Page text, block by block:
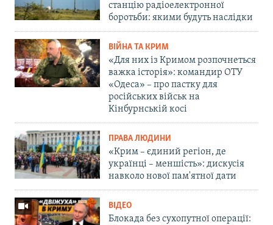
станцію радіоелектронної
боротьби: якими будуть наслідки
ВІЙНА ТА КРИМ
«Для них із Кримом розпочнеться
важка історія»: командир ОТУ
«Одеса» – про пастку для
російських військ на
Кінбурнській косі
ПРАВА ЛЮДИНИ
«Крим – єдиний регіон, де
українці – меншість»: дискусія
навколо нової пам'ятної дати
ВІДЕО
Блокада без сухопутної операції: